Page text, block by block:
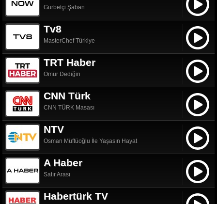
Gurbetçi Şaban
Tv8
MasterChef Türkiye
TRT Haber
Ömür Dediğin
CNN Türk
CNN TÜRK Masası
NTV
Osman Müftüoğlu İle Yaşasın Hayat
A Haber
Satır Arası
Habertürk TV